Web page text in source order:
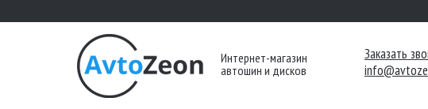
Интернет-магазин
автошин и дисков
Заказать